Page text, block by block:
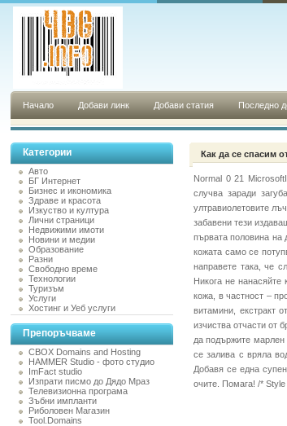
Начало Добави линк Добави статия Последно
Категории
Авто
БГ Интернет
Бизнес и икономика
Здраве и красота
Изкуство и култура
Лични страници
Недвижими имоти
Новини и медии
Образование
Разни
Свободно време
Технологии
Туризъм
Услуги
Хостинг и Уеб услуги
Препоръчваме
CBOX Domains and Hosting
HAMMER Studio - фото студио
ImFact studio
Изпрати писмо до Дядо Мраз
Телевизионна програма
Зъбни импланти
Риболовен Магазин
Tool.Domains
Как да се спасим
Normal 0 21
случва заради
ултравиолетовите
забавени тези
първата половина на
кожата само се
направете така, че
Никога не нанасяйте
кожа, в частност –
витамини, екстракт
изчиства отчасти от
да подържите марлен
се залива с вряла
Добавя се една
очите. Помага! /*